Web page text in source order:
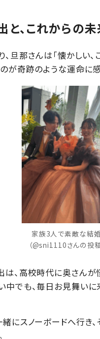
、これからの
旦那さんは「懐かしい
が奇跡のような運命に感
家族3人で素敵な結
（@sni1110さんの投稿
、高校時代に奥さん
でも、毎日お見舞いに
にスノーボードへ行き